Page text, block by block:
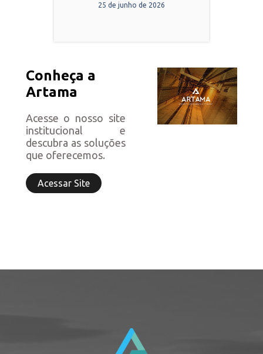
25 de junho de 2026
Conheça a
Artama
Acesse o nosso site
institucional e
descubra as soluções
que oferecemos.
Acessar Site